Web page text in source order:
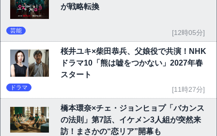
が戦略転換
芸能 [12時05分]
桜井ユキ×柴田恭兵、父娘役で共演！NHK
ドラマ10「熊は嘘をつかない」2027年春
スタート
ドラマ [11時27分]
橋本環奈×チェ・ジョンヒョプ「バカンス
の法則」第7話、イケメン3人組が突然来
訪！まさかの“恋リア”開幕も